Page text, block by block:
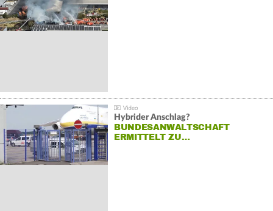
Hybrider Anschlag?
BUNDESANWALTSCHAFT
ERMITTELT ZU…